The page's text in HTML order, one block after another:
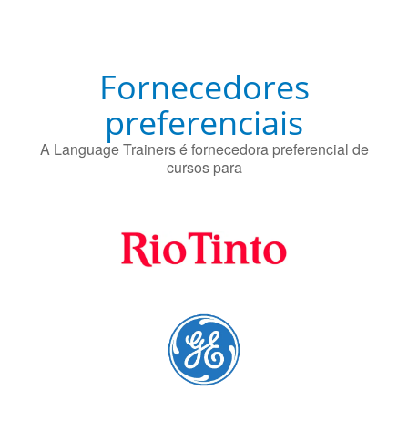
preferenciais
A Language Trainers é fornecedora preferencial de
cursos para